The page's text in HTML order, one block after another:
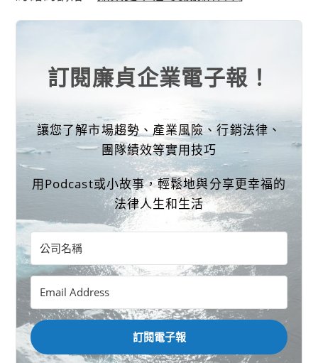
訂閱廉貞企業電子報！
讓您了解市場趨勢、產業風險、行銷法律、
團隊績效等實用技巧
用Podcast或小故事，輕鬆地與分享更幸福的
法律人生和生活
訂閱電子報